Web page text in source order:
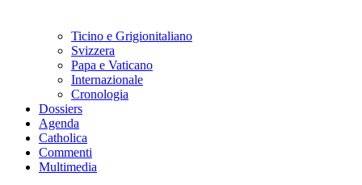
Ticino e Grigionitaliano
Svizzera
Papa e Vaticano
Internazionale
Cronologia
Dossiers
Agenda
Catholica
Commenti
Multimedia